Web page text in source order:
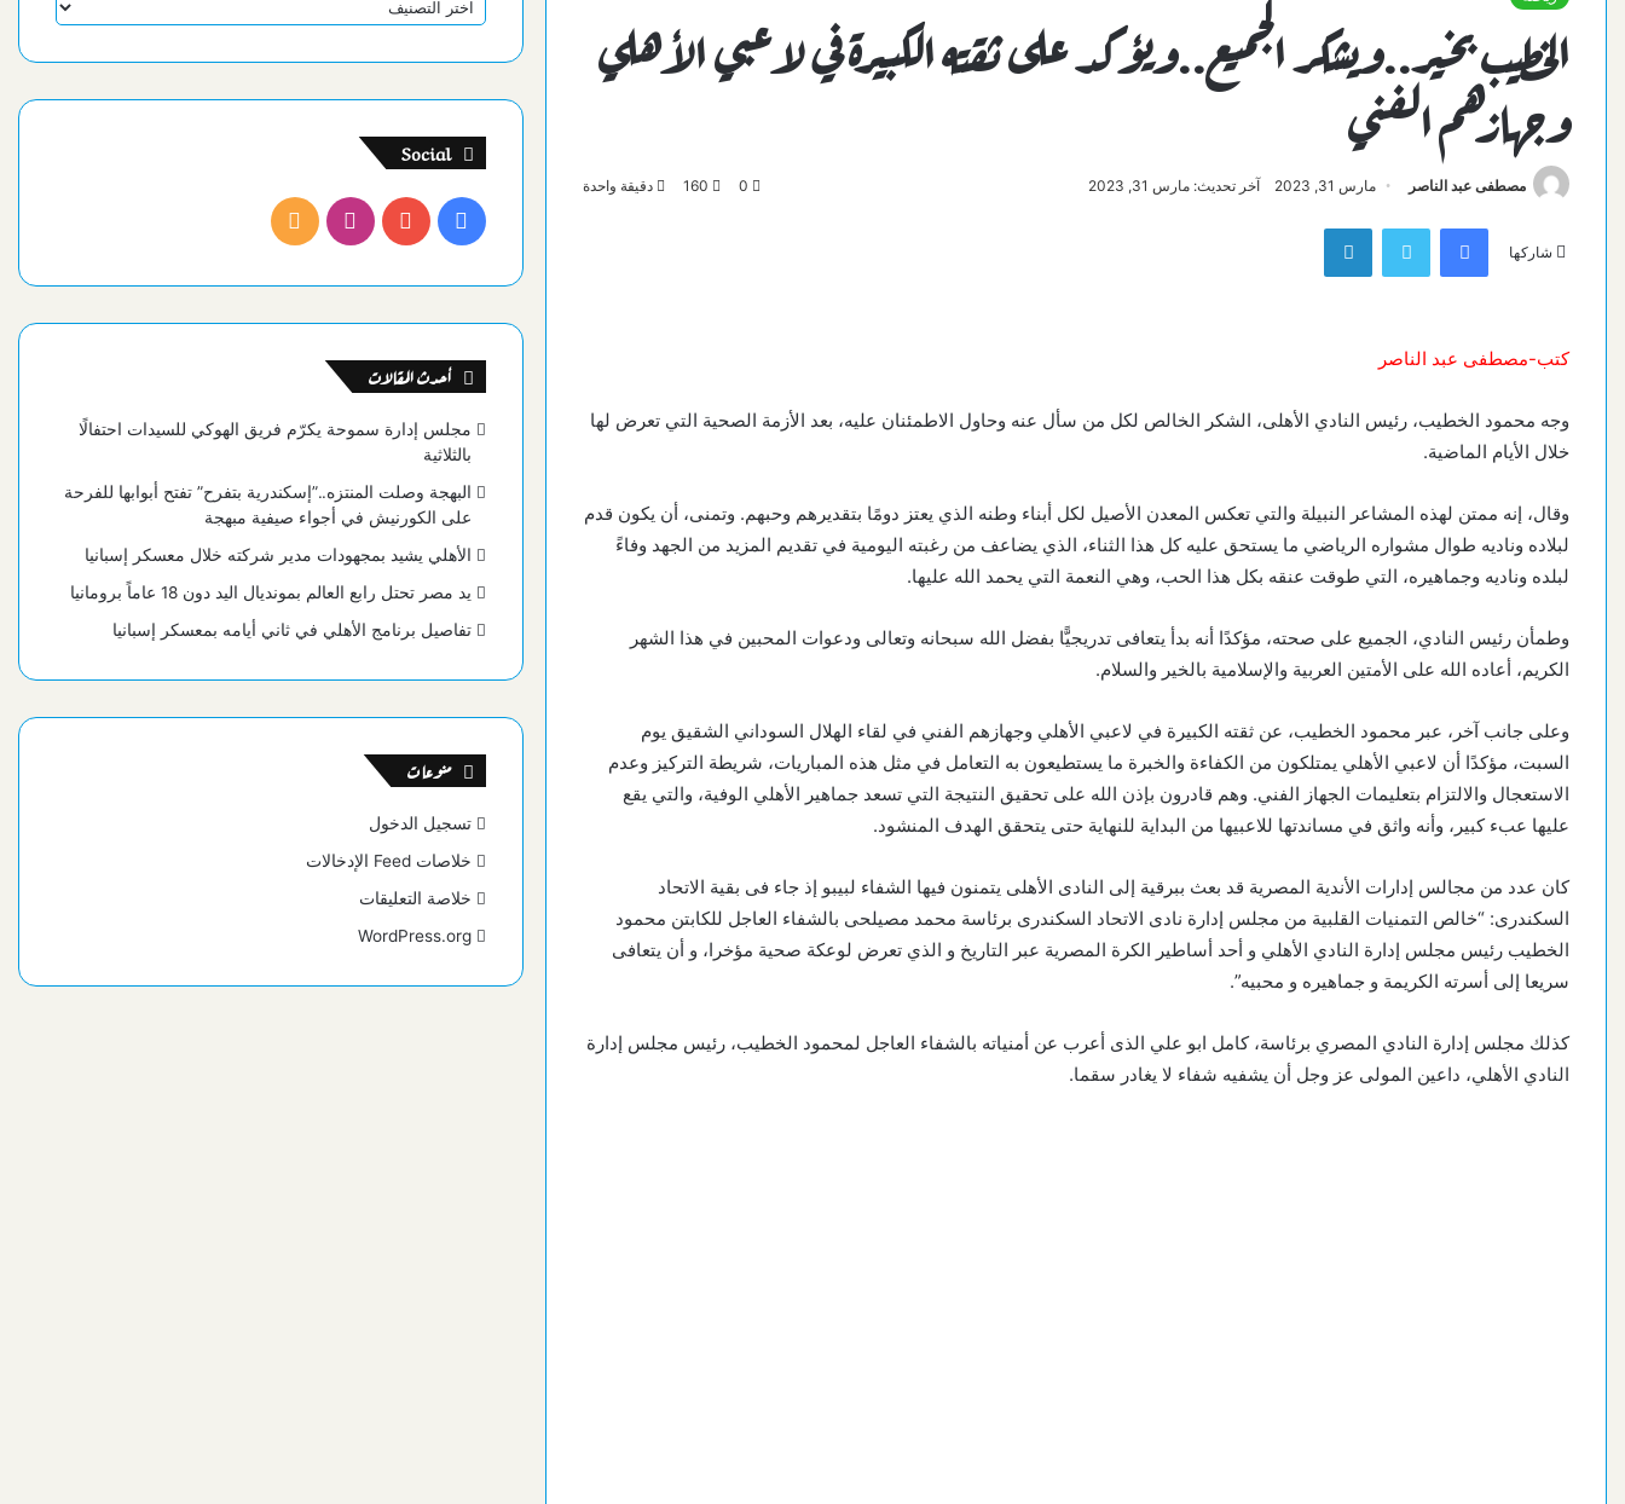
الخطيب بخير..ويشكر الجميع..ويؤكد على ثقته الكبيرة في لاعبي الأهلي
وجهازهم الفني
مصطفى عبد الناصر مارس 31, 2023 آخر تحديث: مارس 31, 2023 0
160 دقيقة واحدة
شاركها
فيسبوك تويتر لينكدإن
كتب-مصطفى عبد الناصر
وجه محمود الخطيب، رئيس النادي الأهلى، الشكر الخالص لكل من سأل عنه وحاول الاطمئنان عليه، بعد الأزمة الصحية التي تعرض لها
خلال الأيام الماضية.
وقال، إنه ممتن لهذه المشاعر النبيلة والتي تعكس المعدن الأصيل لكل أبناء وطنه الذي يعتز دومًا بتقديرهم وحبهم. وتمنى، أن يكون قدم
لبلاده وناديه طوال مشواره الرياضي ما يستحق عليه كل هذا الثناء، الذي يضاعف من رغبته اليومية في تقديم المزيد من الجهد وفاءً
لبلده وناديه وجماهيره، التي طوقت عنقه بكل هذا الحب، وهي النعمة التي يحمد الله عليها.
وطمأن رئيس النادي، الجميع على صحته، مؤكدًا أنه بدأ يتعافى تدريجيًّا بفضل الله سبحانه وتعالى ودعوات المحبين في هذا الشهر
الكريم، أعاده الله على الأمتين العربية والإسلامية بالخير والسلام.
وعلى جانب آخر، عبر محمود الخطيب، عن ثقته الكبيرة في لاعبي الأهلي وجهازهم الفني في لقاء الهلال السوداني الشقيق يوم
السبت، مؤكدًا أن لاعبي الأهلي يمتلكون من الكفاءة والخبرة ما يستطيعون به التعامل في مثل هذه المباريات، شريطة التركيز وعدم
الاستعجال والالتزام بتعليمات الجهاز الفني. وهم قادرون بإذن الله على تحقيق النتيجة التي تسعد جماهير الأهلي الوفية، والتي يقع
عليها عبء كبير، وأنه واثق في مساندتها للاعبيها من البداية للنهاية حتى يتحقق الهدف المنشود.
كان عدد من مجالس إدارات الأندية المصرية قد بعث ببرقية إلى النادى الأهلى يتمنون فيها الشفاء لبيبو إذ جاء فى بقية الاتحاد
السكندرى: “خالص التمنيات القلبية من مجلس إدارة نادى الاتحاد السكندرى برئاسة محمد مصيلحى بالشفاء العاجل للكابتن محمود
الخطيب رئيس مجلس إدارة النادي الأهلي و أحد أساطير الكرة المصرية عبر التاريخ و الذي تعرض لوعكة صحية مؤخرا، و أن يتعافى
سريعا إلى أسرته الكريمة و جماهيره و محبيه”.
كذلك مجلس إدارة النادي المصري برئاسة، كامل ابو علي الذى أعرب عن أمنياته بالشفاء العاجل لمحمود الخطيب، رئيس مجلس إدارة
النادي الأهلي، داعين المولى عز وجل أن يشفيه شفاء لا يغادر سقما.
Social
فيسبوكيوتيوبانستقرامملخص
أحدث المقالات
مجلس إدارة سموحة يكرّم فريق الهوكي للسيدات احتفالًا
بالثلاثية
البهجة وصلت المنتزه..”إسكندرية بتفرح” تفتح أبوابها للفرحة
على الكورنيش في أجواء صيفية مبهجة
الأهلي يشيد بمجهودات مدير شركته خلال معسكر إسبانيا
يد مصر تحتل رابع العالم بمونديال اليد دون 18 عاماً برومانيا
تفاصيل برنامج الأهلي في ثاني أيامه بمعسكر إسبانيا
منوعات
تسجيل الدخول
خلاصات Feed الإدخالات
خلاصة التعليقات
WordPress.org